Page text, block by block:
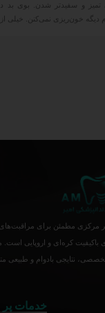
تمیز و سفیدتر شدن. بوی بد
دیگه خون‌ریزی نمی‌کنن. خیلی از
مرکزی مطمئن برای مراقبت‌های
کره‌ای و اروپایی است.
نتایجی بادوام و طبیعی
خدمات پر